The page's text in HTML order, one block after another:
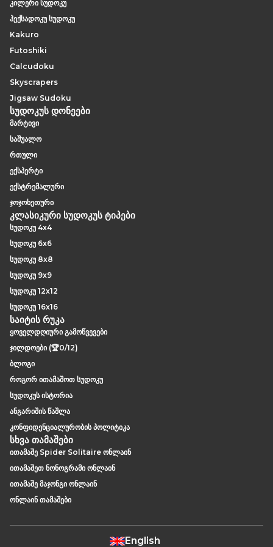
კილერი სუდოკუ
ჰექსადოკუ სუდოკუ
Kakuro
Futoshiki
Calcudoku
Skyscrapers
Jigsaw Sudoku
სუდოკუს დონეები
მარტივი
საშუალო
რთული
ექსპერტი
ექსტრემალური
ჯოჯოხეთური
კლასიკური სუდოკუს ტიპები
სუდოკუ 4x4
სუდოკუ 6x6
სუდოკუ 8x8
სუდოკუ 9x9
სუდოკუ 12x12
სუდოკუ 16x16
საიტის რუკა
ყოველდღიური გამოწვევები
ჯილდოები (🏆0/12)
ბლოგი
როგორ ითამაშოთ სუდოკუ
სუდოკუს ისტორია
ანგარიშის წაშლა
კონფიდენციალურობის პოლიტიკა
სხვა თამაშები
ითამაშე Spider Solitaire ონლაინ
ითამაშეთ ნონოგრამი ონლაინ
ითამაშე მაჯონგი ონლაინ
ონლაინ თამაშები
English